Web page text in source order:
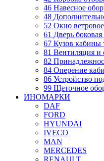
46 Навесное
48
52 Окно
61 Дверь
67 Кузов кабины
81 Вентиляция и
82
84 Оперение
86 Устройство
99 Щеточное
ИНОМАРКИ
DAF
FORD
HYUNDAI
IVECO
MAN
MERCEDES
RENAULT